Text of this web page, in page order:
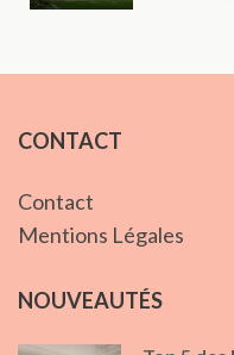
CONTACT
Contact
Mentions Légales
NOUVEAUTÉS